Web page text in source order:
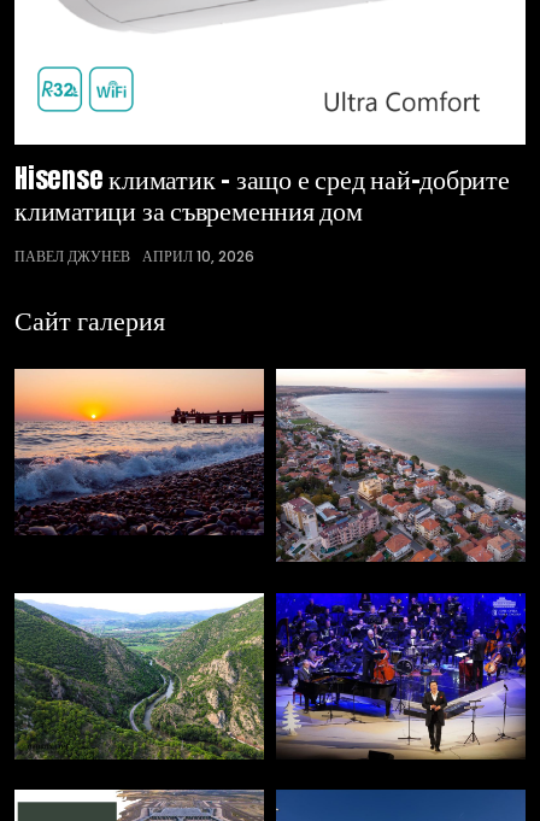
Hisense климатик – защо е сред най-добрите
климатици за съвременния дом
ПАВЕЛ ДЖУНЕВ АПРИЛ 10, 2026
Сайт галерия